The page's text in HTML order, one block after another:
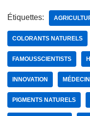
Étiquettes:
COLORANTS NATURELS
FAMOUSSCIENTISTS
INNOVATION
PIGMENTS NATURELS